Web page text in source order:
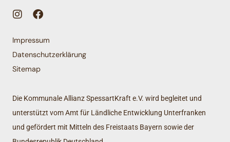
Impressum
Datenschutzerklärung
Sitemap
Die Kommunale Allianz SpessartKraft e.V. wird begleitet und
unterstützt vom Amt für Ländliche Entwicklung Unterfranken
und gefördert mit Mitteln des Freistaats Bayern sowie der